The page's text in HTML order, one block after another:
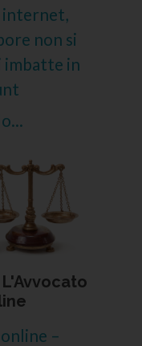
internet,
non si
imbatte in
–